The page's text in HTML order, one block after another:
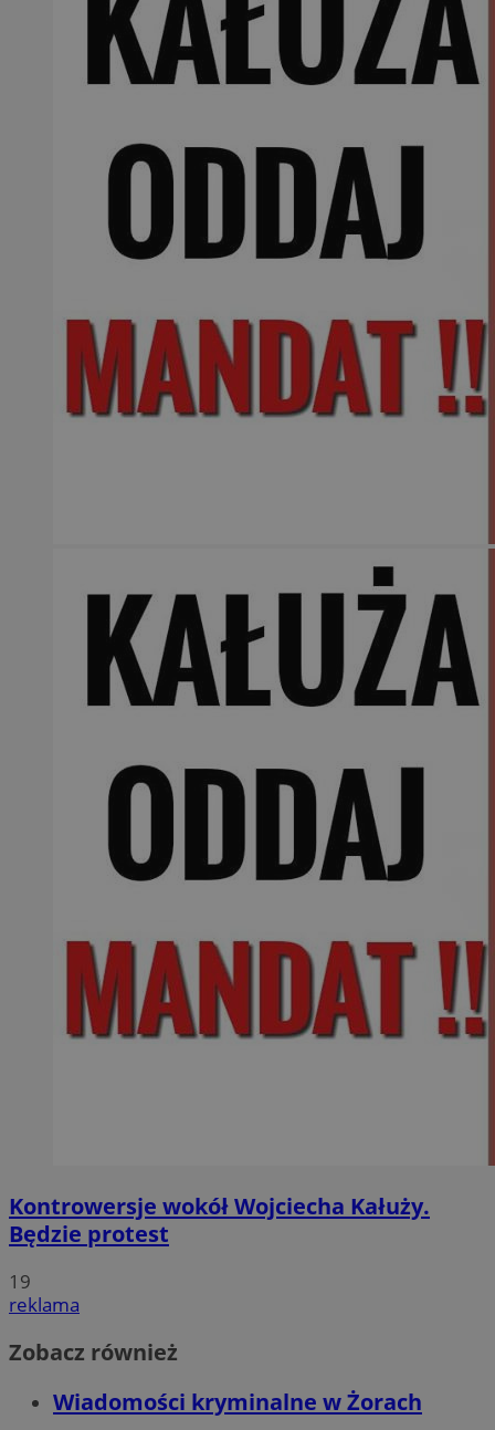
Kontrowersje wokół Wojciecha Kałuży.
Będzie protest
19
reklama
Zobacz również
Wiadomości kryminalne w Żorach